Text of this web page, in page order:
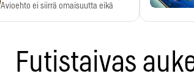
Avioehto ei siirrä omaisuutta eikä
Futistaivas